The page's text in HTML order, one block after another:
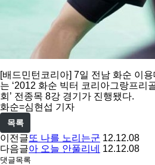
[배드민턴코리아] 7일 전남 화순 이
는 ‘2012 화순 빅터 코리아그랑프리
회’ 전종목 8강 경기가 진행됐다.
화순=심현섭 기자
목록
이전글또 나를 노리는군 12.12.08
다음글아 오늘 안풀리네 12.12.08
댓글목록